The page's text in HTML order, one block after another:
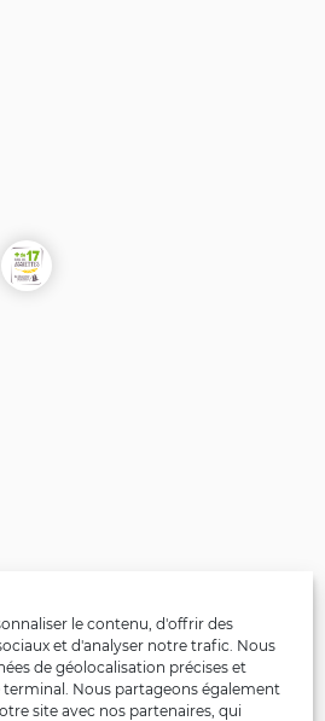
le contenu, d'offrir des
et d'analyser notre trafic. Nous
de géolocalisation précises et
Nous partageons également
site avec nos partenaires, qui